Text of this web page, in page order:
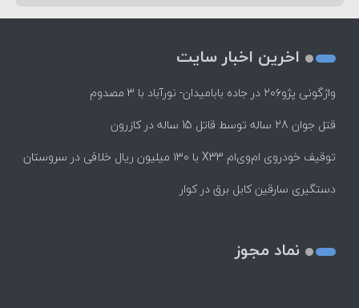
اخرین اخبار سایت
واژگونی پژو۲۰۶ در جاده بابامیدان- نورآباد با ۳ مصدوم
قتل جوان 28 ساله توسط قاتل 15 ساله در کازرون
توقیف خودروی ام‌وی‌ام X33 با ۱۳۰ میلیون ریال خلافی در سروستان
دستگیری سارقین کابل برق در کوار
نماد مجوز